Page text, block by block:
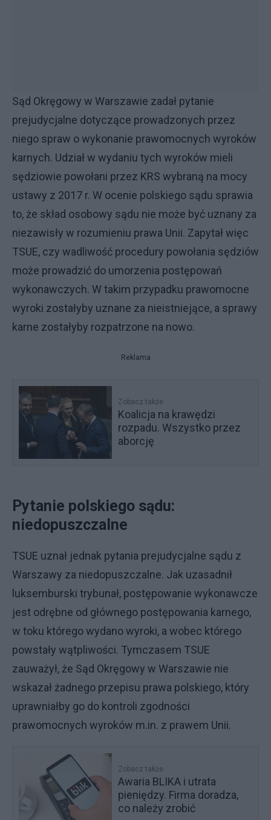
Sąd Okręgowy w Warszawie zadał pytanie
prejudycjalne dotyczące prowadzonych przez
niego spraw o wykonanie prawomocnych wyroków
karnych. Udział w wydaniu tych wyroków mieli
sędziowie powołani przez KRS wybraną na mocy
ustawy z 2017 r. W ocenie polskiego sądu sprawia
to, że skład osobowy sądu nie może być uznany za
niezawisły w rozumieniu prawa Unii. Zapytał więc
TSUE, czy wadliwość procedury powołania sędziów
może prowadzić do umorzenia postępowań
wykonawczych. W takim przypadku prawomocne
wyroki zostałyby uznane za nieistniejące, a sprawy
karne zostałyby rozpatrzone na nowo.
Reklama
Zobacz także
Koalicja na krawędzi
rozpadu. Wszystko przez
aborcję
Pytanie polskiego sądu:
niedopuszczalne
TSUE uznał jednak pytania prejudycjalne sądu z
Warszawy za niedopuszczalne. Jak uzasadnił
luksemburski trybunał, postępowanie wykonawcze
jest odrębne od głównego postępowania karnego,
w toku którego wydano wyroki, a wobec którego
powstały wątpliwości. Tymczasem TSUE
zauważył, że Sąd Okręgowy w Warszawie nie
wskazał żadnego przepisu prawa polskiego, który
uprawniałby go do kontroli zgodności
prawomocnych wyroków m.in. z prawem Unii.
Zobacz także
Awaria BLIKA i utrata
pieniędzy. Firma doradza,
co należy zrobić